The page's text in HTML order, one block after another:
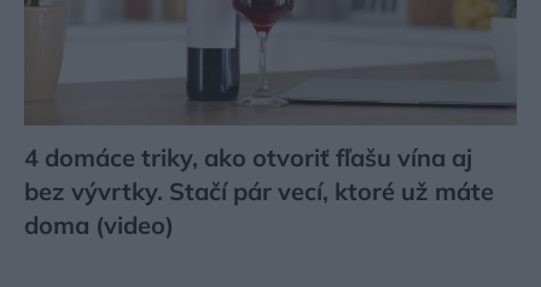
4 domáce triky, ako otvoriť fľašu vína aj
bez vývrtky. Stačí pár vecí, ktoré už máte
doma (video)